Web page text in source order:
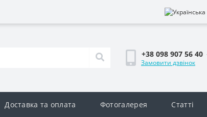
+38 098 907 56 40
Замовити дзвінок
Доставка та оплата Фотогалерея Статті